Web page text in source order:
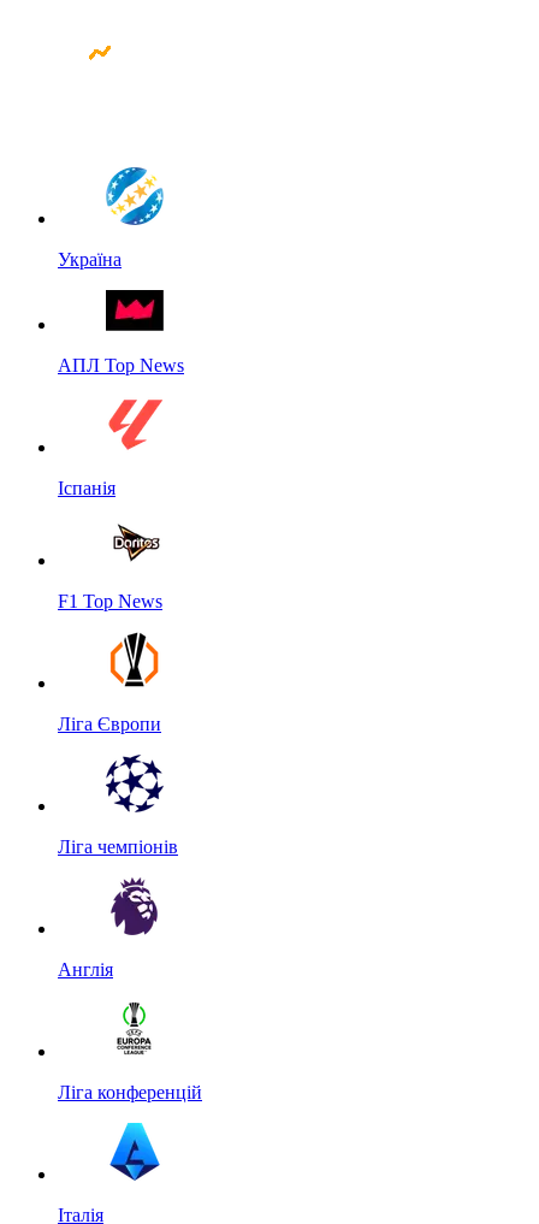
Україна
АПЛ Top News
Іспанія
F1 Top News
Ліга Європи
Ліга чемпіонів
Англія
Ліга конференцій
Італія